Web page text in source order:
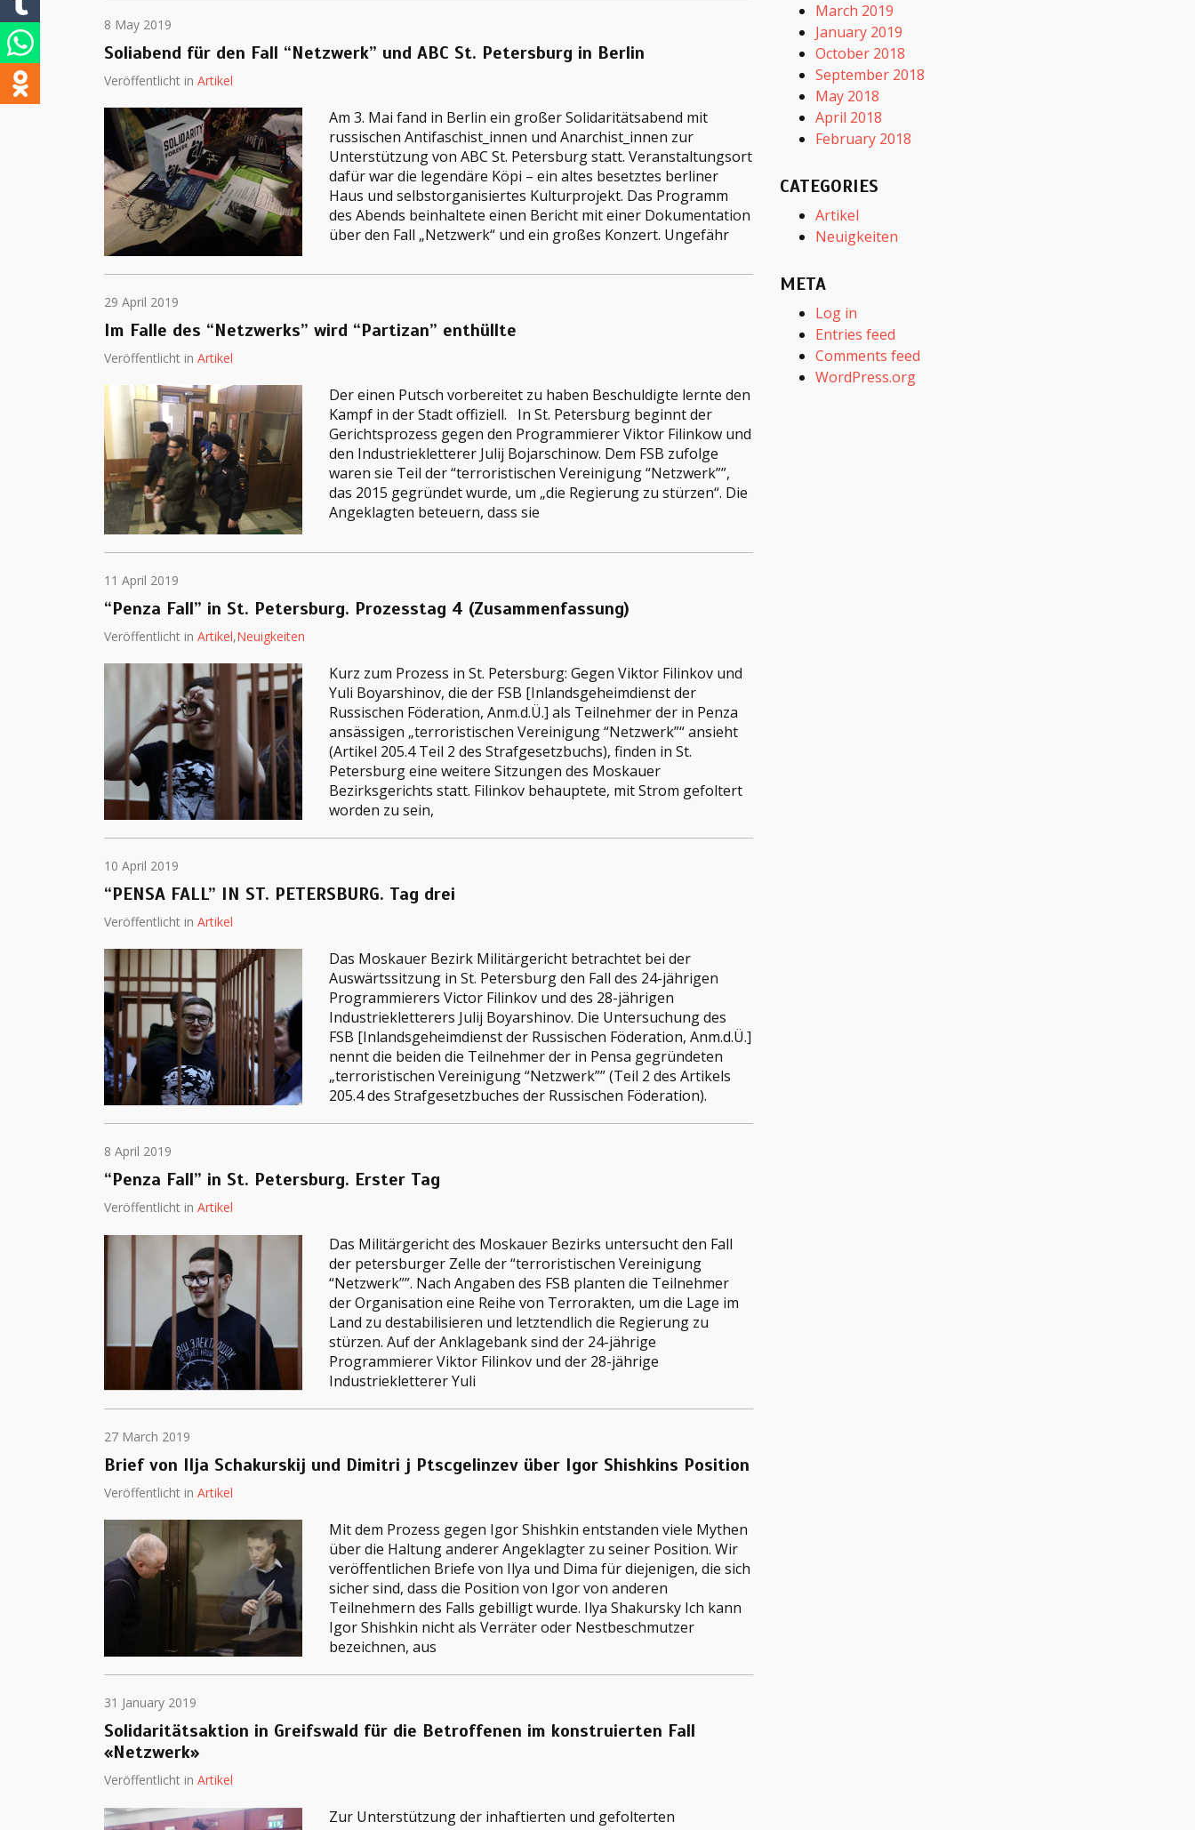
8 May 2019
Soliabend für den Fall “Netzwerk” und ABC St. Petersburg in Berlin
Veröffentlicht in Artikel
Am 3. Mai fand in Berlin ein großer Solidaritätsabend mit
russischen Antifaschist_innen und Anarchist_innen zur
Unterstützung von ABC St. Petersburg statt. Veranstaltungsort
dafür war die legendäre Köpi – ein altes besetztes berliner
Haus und selbstorganisiertes Kulturprojekt. Das Programm
des Abends beinhaltete einen Bericht mit einer Dokumentation
über den Fall „Netzwerk“ und ein großes Konzert. Ungefähr
29 April 2019
Im Falle des “Netzwerks” wird “Partizan” enthüllte
Veröffentlicht in Artikel
Der einen Putsch vorbereitet zu haben Beschuldigte lernte den
Kampf in der Stadt offiziell. In St. Petersburg beginnt der
Gerichtsprozess gegen den Programmierer Viktor Filinkow und
den Industriekletterer Julij Bojarschinow. Dem FSB zufolge
waren sie Teil der “terroristischen Vereinigung “Netzwerk””,
das 2015 gegründet wurde, um „die Regierung zu stürzen“. Die
Angeklagten beteuern, dass sie
11 April 2019
“Penza Fall” in St. Petersburg. Prozesstag 4 (Zusammenfassung)
Veröffentlicht in Artikel,Neuigkeiten
Kurz zum Prozess in St. Petersburg: Gegen Viktor Filinkov und
Yuli Boyarshinov, die der FSB [Inlandsgeheimdienst der
Russischen Föderation, Anm.d.Ü.] als Teilnehmer der in Penza
ansässigen „terroristischen Vereinigung “Netzwerk”“ ansieht
(Artikel 205.4 Teil 2 des Strafgesetzbuchs), finden in St.
Petersburg eine weitere Sitzungen des Moskauer
Bezirksgerichts statt. Filinkov behauptete, mit Strom gefoltert
worden zu sein,
10 April 2019
“PENSA FALL” IN ST. PETERSBURG. Tag drei
Veröffentlicht in Artikel
Das Moskauer Bezirk Militärgericht betrachtet bei der
Auswärtssitzung in St. Petersburg den Fall des 24-jährigen
Programmierers Victor Filinkov und des 28-jährigen
Industriekletterers Julij Boyarshinov. Die Untersuchung des
FSB [Inlandsgeheimdienst der Russischen Föderation, Anm.d.Ü.]
nennt die beiden die Teilnehmer der in Pensa gegründeten
„terroristischen Vereinigung “Netzwerk”” (Teil 2 des Artikels
205.4 des Strafgesetzbuches der Russischen Föderation).
8 April 2019
“Penza Fall” in St. Petersburg. Erster Tag
Veröffentlicht in Artikel
Das Militärgericht des Moskauer Bezirks untersucht den Fall
der petersburger Zelle der “terroristischen Vereinigung
“Netzwerk””. Nach Angaben des FSB planten die Teilnehmer
der Organisation eine Reihe von Terrorakten, um die Lage im
Land zu destabilisieren und letztendlich die Regierung zu
stürzen. Auf der Anklagebank sind der 24-jährige
Programmierer Viktor Filinkov und der 28-jährige
Industriekletterer Yuli
27 March 2019
Brief von Ilja Schakurskij und Dimitri j Ptscgelinzev über Igor Shishkins Position
Veröffentlicht in Artikel
Mit dem Prozess gegen Igor Shishkin entstanden viele Mythen
über die Haltung anderer Angeklagter zu seiner Position. Wir
veröffentlichen Briefe von Ilya und Dima für diejenigen, die sich
sicher sind, dass die Position von Igor von anderen
Teilnehmern des Falls gebilligt wurde. Ilya Shakursky Ich kann
Igor Shishkin nicht als Verräter oder Nestbeschmutzer
bezeichnen, aus
31 January 2019
Solidaritätsaktion in Greifswald für die Betroffenen im konstruierten Fall
«Netzwerk»
Veröffentlicht in Artikel
Zur Unterstützung der inhaftierten und gefolterten
March 2019
January 2019
October 2018
September 2018
May 2018
April 2018
February 2018
CATEGORIES
Artikel
Neuigkeiten
META
Log in
Entries feed
Comments feed
WordPress.org